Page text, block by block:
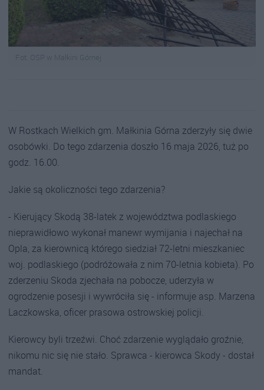
Fot. OSP w Małkini Górnej
W Rostkach Wielkich gm. Małkinia Górna zderzyły się dwie
osobówki. Do tego zdarzenia doszło 16 maja 2026, tuż po
godz. 16.00.
Jakie są okoliczności tego zdarzenia?
- Kierujący Skodą 38-latek z województwa podlaskiego
nieprawidłowo wykonał manewr wymijania i najechał na
Opla, za kierownicą którego siedział 72-letni mieszkaniec
woj. podlaskiego (podróżowała z nim 70-letnia kobieta). Po
zderzeniu Skoda zjechała na pobocze, uderzyła w
ogrodzenie posesji i wywróciła się - informuje asp. Marzena
Laczkowska, oficer prasowa ostrowskiej policji.
Kierowcy byli trzeźwi. Choć zdarzenie wyglądało groźnie,
nikomu nic się nie stało. Sprawca - kierowca Skody - dostał
mandat.